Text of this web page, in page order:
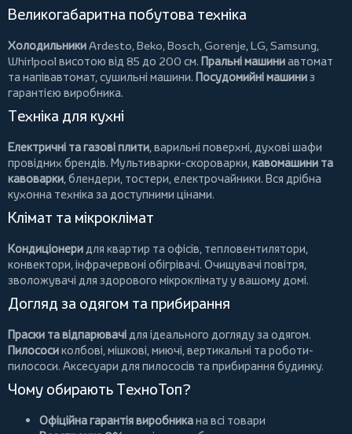
Великогабаритна побутова техніка
ХолодильникиArdesto,Beko,Bosch,Gorenje,LG,Samsung,
Whirlpool висотою від 85 до 200 см. Пральні машиниавтомат
та напівавтомат,сушильні машини. Посудомийні машиниз
гарантією виробника.
Техніка для кухні
Електричні та газові плити, варильні поверхні, духові шафи
провідних брендів. Мультиварки-скороварки,кавомашини та
кавоварки,блендери, тостери,електрочайники. Вся дрібна
кухонна техніка за доступними цінами.
Клімат та мікроклімат
Кондиціонеридля квартир та офісів, тепловентилятори,
конвектори,інфрачервоні обігрівачі. Очищувачі повітря,
зволожувачі для здорового мікроклімату у вашому домі.
Догляд за одягом та прибирання
Праски та відпарювачідля ідеального догляду за одягом.
Пилососиколбові,мішкові,миючі,вертикальні тароботи-
пилососи. Аксесуари для пилососів та прибирання будинку.
Чому обирають ТехноТоп?
Офіційна гарантія виробникана всі товари